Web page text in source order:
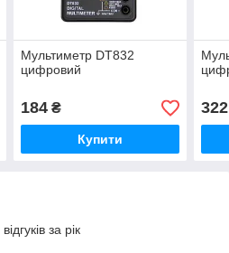
Мультиметр DT832
цифровий
184₴
Купити
322
за рік